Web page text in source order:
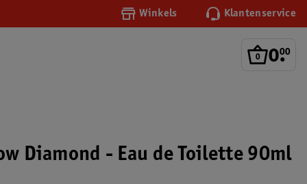
Winkels Klantenservice
0.
00
Diamond - Eau de Toilette 90ml